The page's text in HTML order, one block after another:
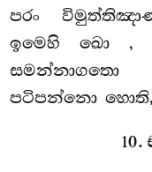
පරං
ඉමෙහිඛො,
සමන්නාගතො
පටිපන්නො හොති,